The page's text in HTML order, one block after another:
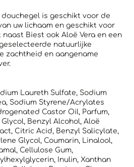
is geschikt voor de
uw lichaam en geschikt voor
Biest ook Aloë Vera en een
natuurlijke
zachtheid en aangename
Laureth Sulfate, Sodium
Sodium Styrene/Acrylates
Castor Oil, Parfum,
Benzyl Alcohol, Aloë
Citric Acid, Benzyl Salicylate,
Glycol, Coumarin, Linalool,
Cellulose Gum,
Inulin, Xanthan